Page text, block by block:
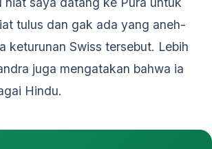
tulus dan gak ada yang aneh-
keturunan Swiss tersebut. Lebih
juga mengatakan bahwa ia
Hindu.